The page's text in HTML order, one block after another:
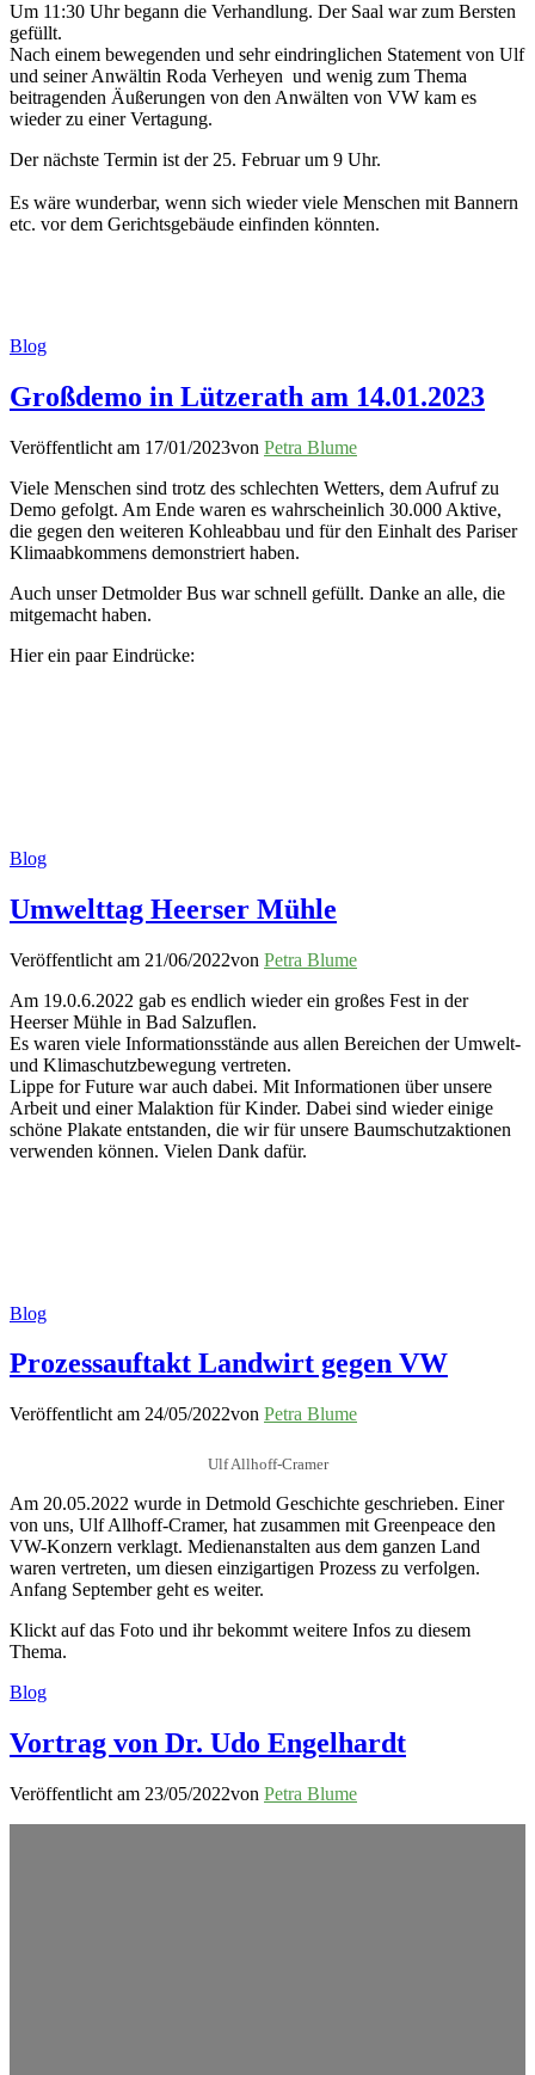
Um 11:30 Uhr begann die Verhandlung. Der Saal war zum Bersten
gefüllt.
Nach einem bewegenden und sehr eindringlichen Statement von Ulf
und seiner Anwältin Roda Verheyen und wenig zum Thema
beitragenden Äußerungen von den Anwälten von VW kam es
wieder zu einer Vertagung.
Der nächste Termin ist der 25. Februar um 9 Uhr.
Es wäre wunderbar, wenn sich wieder viele Menschen mit Bannern
etc. vor dem Gerichtsgebäude einfinden könnten.
Blog
Großdemo in Lützerath am 14.01.2023
Veröffentlicht am 17/01/2023von Petra Blume
Viele Menschen sind trotz des schlechten Wetters, dem Aufruf zu
Demo gefolgt. Am Ende waren es wahrscheinlich 30.000 Aktive,
die gegen den weiteren Kohleabbau und für den Einhalt des Pariser
Klimaabkommens demonstriert haben.
Auch unser Detmolder Bus war schnell gefüllt. Danke an alle, die
mitgemacht haben.
Hier ein paar Eindrücke:
Blog
Umwelttag Heerser Mühle
Veröffentlicht am 21/06/2022von Petra Blume
Am 19.0.6.2022 gab es endlich wieder ein großes Fest in der
Heerser Mühle in Bad Salzuflen.
Es waren viele Informationsstände aus allen Bereichen der Umwelt-
und Klimaschutzbewegung vertreten.
Lippe for Future war auch dabei. Mit Informationen über unsere
Arbeit und einer Malaktion für Kinder. Dabei sind wieder einige
schöne Plakate entstanden, die wir für unsere Baumschutzaktionen
verwenden können. Vielen Dank dafür.
Blog
Prozessauftakt Landwirt gegen VW
Veröffentlicht am 24/05/2022von Petra Blume
Ulf Allhoff-Cramer
Am 20.05.2022 wurde in Detmold Geschichte geschrieben. Einer
von uns, Ulf Allhoff-Cramer, hat zusammen mit Greenpeace den
VW-Konzern verklagt. Medienanstalten aus dem ganzen Land
waren vertreten, um diesen einzigartigen Prozess zu verfolgen.
Anfang September geht es weiter.
Klickt auf das Foto und ihr bekommt weitere Infos zu diesem
Thema.
Blog
Vortrag von Dr. Udo Engelhardt
Veröffentlicht am 23/05/2022von Petra Blume